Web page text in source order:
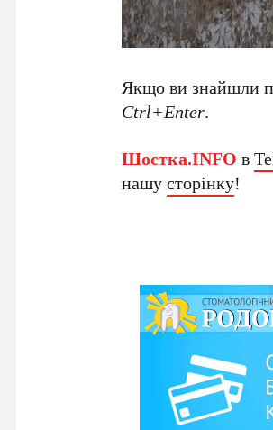
Якщо ви знайшли
Ctrl+Enter.
Шостка.INFO в
нашусторінку!